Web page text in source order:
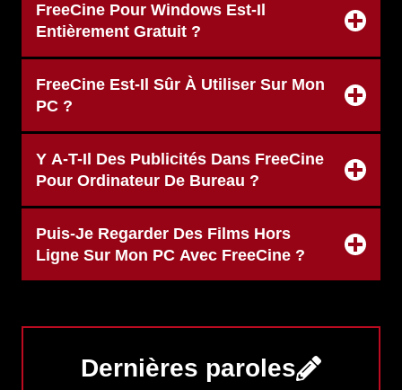
FreeCine Pour Windows Est-Il
Entièrement Gratuit ?
FreeCine Est-Il Sûr À Utiliser Sur Mon
PC ?
Y A-T-Il Des Publicités Dans FreeCine
Pour Ordinateur De Bureau ?
Puis-Je Regarder Des Films Hors
Ligne Sur Mon PC Avec FreeCine ?
Dernières paroles